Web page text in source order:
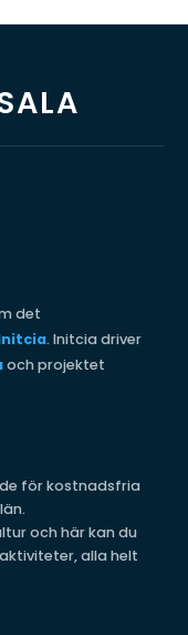
det
. Initcia driver
och projektet
för kostnadsfria
och här kan du
alla helt